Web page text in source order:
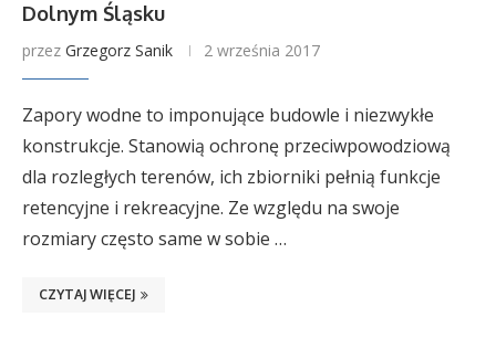
Dolnym Śląsku
przez Grzegorz Sanik 2 września 2017
Zapory wodne to imponujące budowle i niezwykłe
konstrukcje. Stanowią ochronę przeciwpowodziową
dla rozległych terenów, ich zbiorniki pełnią funkcje
retencyjne i rekreacyjne. Ze względu na swoje
rozmiary często same w sobie …
CZYTAJ WIĘCEJ